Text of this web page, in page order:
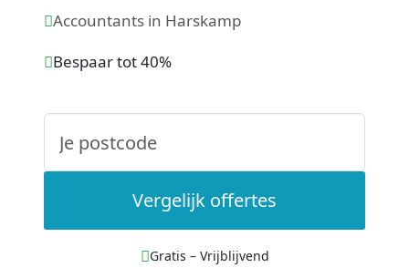
Accountants in Harskamp
Bespaar tot 40%
Vergelijk offertes
Gratis – Vrijblijvend